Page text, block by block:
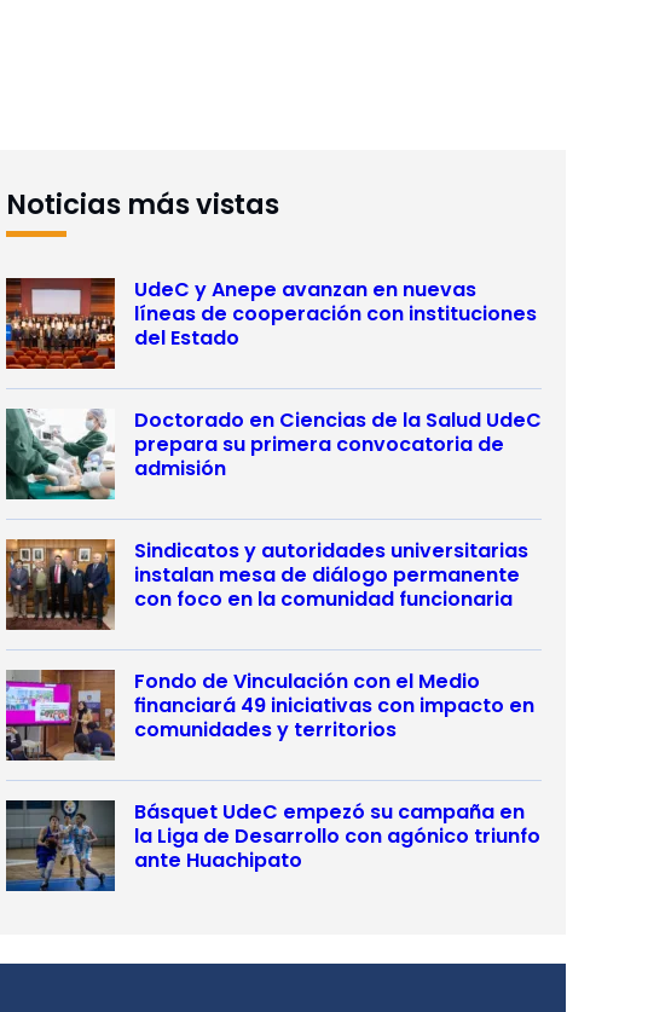
Noticias más vistas
UdeC y Anepe avanzan en nuevas
líneas de cooperación con instituciones
del Estado
Doctorado en Ciencias de la Salud UdeC
prepara su primera convocatoria de
admisión
Sindicatos y autoridades universitarias
instalan mesa de diálogo permanente
con foco en la comunidad funcionaria
Fondo de Vinculación con el Medio
financiará 49 iniciativas con impacto en
comunidades y territorios
Básquet UdeC empezó su campaña en
la Liga de Desarrollo con agónico triunfo
ante Huachipato